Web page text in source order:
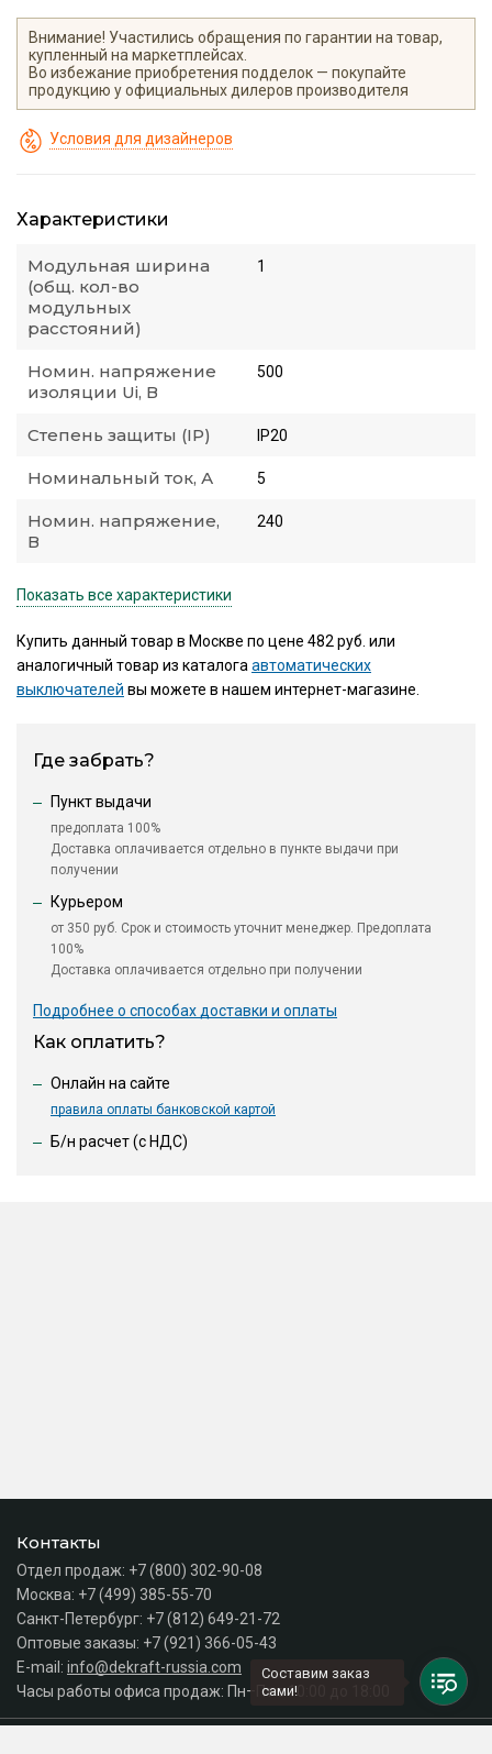
Внимание! Участились обращения по гарантии на товар,
купленный на маркетплейсах.
Во избежание приобретения подделок — покупайте
продукцию у официальных дилеров производителя
Условия для дизайнеров
Характеристики
Модульная ширина
(общ. кол-во
модульных
расстояний)
1
Номин. напряжение
изоляции Ui, В
500
Степень защиты (IP) IP20
Номинальный ток, А 5
Номин. напряжение,
В
240
Показать все характеристики
Купить данный товар в Москве по цене 482 руб. или
аналогичный товар из каталогаавтоматических
выключателей вы можете в нашем интернет-магазине.
Где забрать?
Пункт выдачи
предоплата 100%
Доставка оплачивается отдельно в пункте выдачи при
получении
Курьером
от 350 руб. Срок и стоимость уточнит менеджер. Предоплата
100%
Доставка оплачивается отдельно при получении
Подробнее о способах доставки и оплаты
Как оплатить?
Онлайн на сайте
правила оплаты банковской картой
Б/н расчет (c НДС)
Контакты
Отдел продаж: +7 (800) 302-90-08
Москва: +7 (499) 385-55-70
Санкт-Петербург: +7 (812) 649-21-72
Оптовые заказы: +7 (921) 366-05-43
E-mail: info@dekraft-russia.com
Часы работы офиса продаж: Пн–Пт с 10:00 до 18:00
Составим заказ
сами!